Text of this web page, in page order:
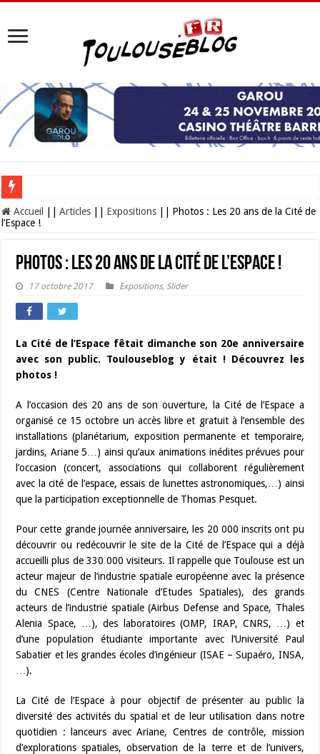
Les Nocturnes de la Cité de l’espace 2026 : l’événement incontournable de
Accueil Articles Expositions
Photos : Les 20 ans de la Cité de
l’Espace !
Photos : Les 20 ans de la Cité de l’Espace !
17 octobre 2017 Expositions, Slider
La Cité de l’Espace fêtait dimanche son 20e anniversaire
avec son public. Toulouseblog y était ! Découvrez les
photos !
A l’occasion des 20 ans de son ouverture, la Cité de l’Espace a
organisé ce 15 octobre un accès libre et gratuit à l’ensemble des
installations (planétarium, exposition permanente et temporaire,
jardins, Ariane 5…) ainsi qu’aux animations inédites prévues pour
l’occasion (concert, associations qui collaborent régulièrement
avec la cité de l’espace, essais de lunettes astronomiques,…) ainsi
que la participation exceptionnelle de Thomas Pesquet.
Pour cette grande journée anniversaire, les 20 000 inscrits ont pu
découvrir ou redécouvrir le site de la Cité de l’Espace qui a déjà
accueilli plus de 330 000 visiteurs. Il rappelle que Toulouse est un
acteur majeur de l’industrie spatiale européenne avec la présence
du CNES (Centre Nationale d’Etudes Spatiales), des grands
acteurs de l’industrie spatiale (Airbus Defense and Space, Thales
Alenia Space, …), des laboratoires (OMP, IRAP, CNRS, …) et
d’une population étudiante importante avec l’Université Paul
Sabatier et les grandes écoles d’ingénieur (ISAE – Supaéro, INSA,
…).
La Cité de l’Espace à pour objectif de présenter au public la
diversité des activités du spatial et de leur utilisation dans notre
quotidien : lanceurs avec Ariane, Centres de contrôle, mission
d’explorations spatiales, observation de la terre et de l’univers,